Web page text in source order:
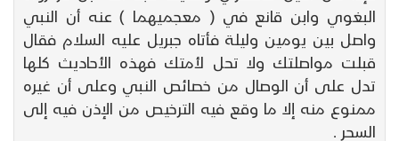
البغوي وابن قانع في ( معجميهما ) عنه أن النبي
واصل بين يومين وليلة فأتاه جبريل عليه السلام فقال
قبلت مواصلتك ولا تحل لأمتك فهذه الأحاديث كلها
تدل على أن الوصال من خصائص النبي وعلى أن غيره
ممنوع منه إلا ما وقع فيه الترخيص من الإذن فيه إلى
السحر .